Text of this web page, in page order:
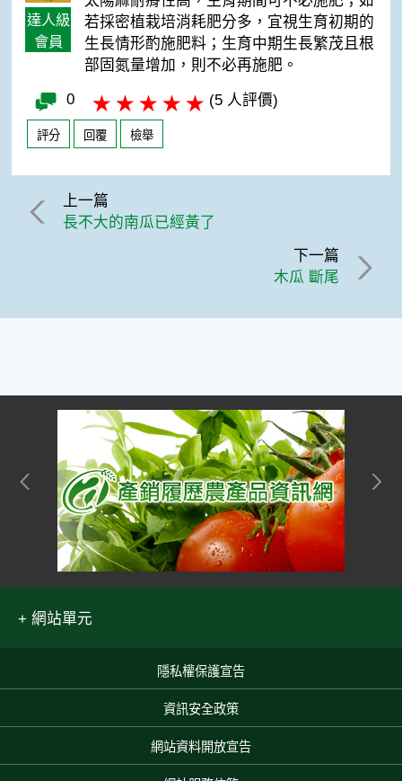
達人級
會員
若採密植栽培消耗肥分多，宜視生育初期的
生長情形酌施肥料；生育中期生長繁茂且根
部固氮量增加，則不必再施肥。
0 (5 人評價)
評分 回覆 檢舉
上一篇
長不大的南瓜已經黃了
下一篇
木瓜 斷尾
網站單元
隱私權保護宣告
資訊安全政策
網站資料開放宣告